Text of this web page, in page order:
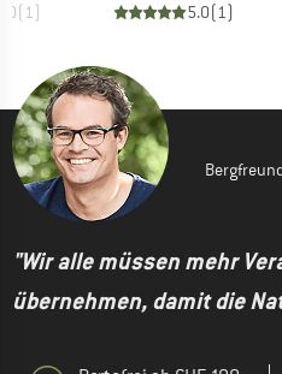
(1) 5.0(1)
"Wir alle müssen mehr
übernehmen, damit die